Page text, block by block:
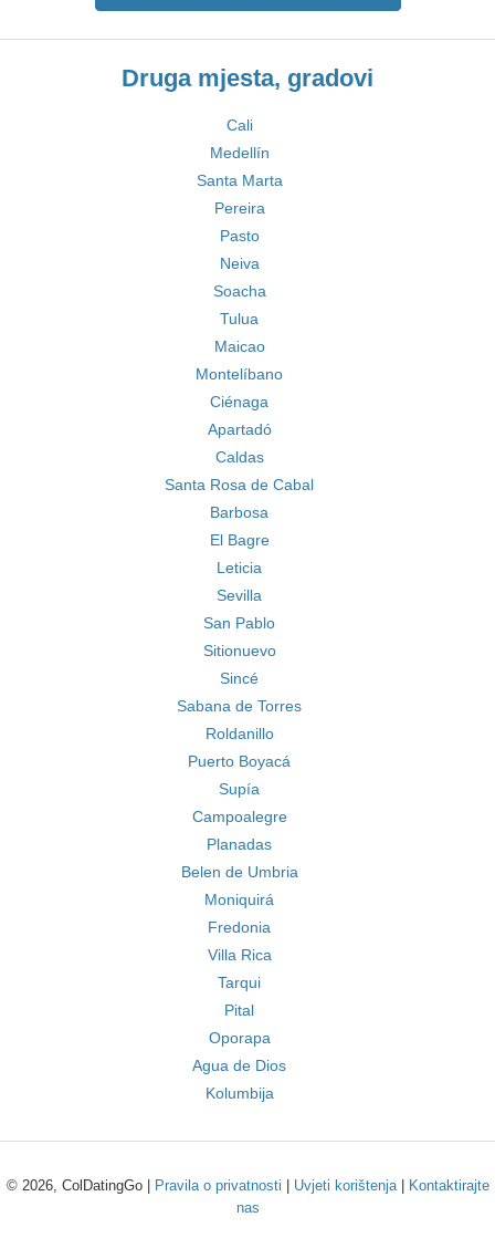
Druga mjesta, gradovi
Cali
Medellín
Santa Marta
Pereira
Pasto
Neiva
Soacha
Tulua
Maicao
Montelíbano
Ciénaga
Apartadó
Caldas
Santa Rosa de Cabal
Barbosa
El Bagre
Leticia
Sevilla
San Pablo
Sitionuevo
Sincé
Sabana de Torres
Roldanillo
Puerto Boyacá
Supía
Campoalegre
Planadas
Belen de Umbria
Moniquirá
Fredonia
Villa Rica
Tarqui
Pital
Oporapa
Agua de Dios
Kolumbija
© 2026, ColDatingGo | Pravila o privatnosti Uvjeti korištenja|
Kontaktirajte
nas